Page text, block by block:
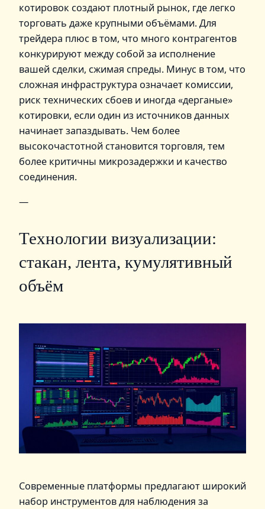
котировок создают плотный рынок, где легко
торговать даже крупными объёмами. Для
трейдера плюс в том, что много контрагентов
конкурируют между собой за исполнение
вашей сделки, сжимая спреды. Минус в том, что
сложная инфраструктура означает комиссии,
риск технических сбоев и иногда «дерганые»
котировки, если один из источников данных
начинает запаздывать. Чем более
высокочастотной становится торговля, тем
более критичны микрозадержки и качество
соединения.
—
Технологии визуализации:
стакан, лента, кумулятивный
объём
Современные платформы предлагают широкий
набор инструментов для наблюдения за